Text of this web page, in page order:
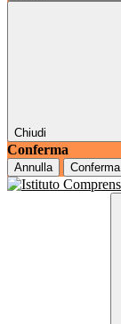
Chiudi
Conferma
Annulla Conferma